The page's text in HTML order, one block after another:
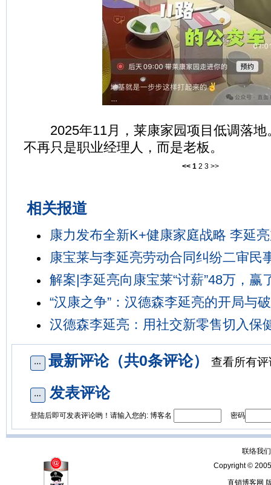
2025年11月，莱康家园项目低调落地
不再只是职业经理人，而是老板。
<< 1 2 3 >>
相关报道
康力发布全新K+健康家庭战略 李延
康宝莱与李延亮劳动合同纠纷二审民
解案|李延亮向康宝莱“讨薪”48万，赢
“汉康之争”：汉德森李延亮的开局与
汉德森李延亮：用社交新零售切入保
最新评论（共0条评论） 查看所有
发表评论
登陆后即可发表评论哟！请输入您的: 博客名 密码
联络我
Copyright ©
直销博客网